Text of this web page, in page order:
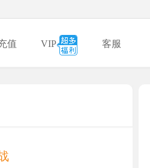
值 VIP 客服